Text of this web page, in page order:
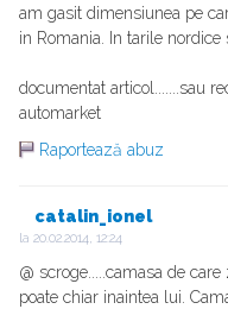
am gasit dimensiunea pe
in Romania. In tarile nordice
documentat articol.......sau
automarket
Raportează abuz
catalin_ionel
la 20.02.2014, 12:24
@ scroge.....camasa de
poate chiar inaintea lui.